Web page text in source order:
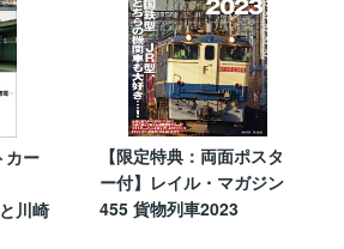
カー
川崎
【限定特典：両面ポスタ
ー付】レイル・マガジン
455 貨物列車2023